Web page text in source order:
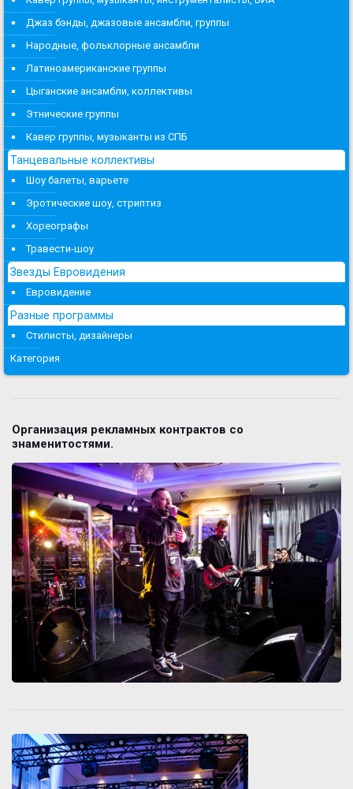
Джаз бэнды, джазовые ансамбли, группы
Народные, фольклорные ансамбли
Латиноамериканские группы
Цыганские ансамбли, коллективы
Этнические группы
Кавер группы, музыканты из СПБ
Танцевальные коллективы
Шоу балеты, варьете
Эротические шоу, стриптиз
Хореографы
Травести-шоу
Звезды Евровидения
Евровидение
Разные программы
Стилисты, дизайнеры
Категория
Организация рекламных контрактов со
знаменитостями.